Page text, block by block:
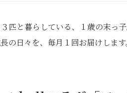
匹と暮らしている、１歳の末っ
の日々を、毎月１回お届けします